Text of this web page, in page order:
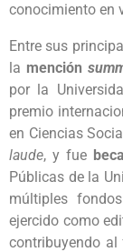
conocimiento en
Entre sus
la mención
por la
premio
en Ciencias
laude, y fue
Públicas de la
múltiples
ejercido como
contribuyendo